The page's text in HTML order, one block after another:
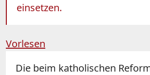
einsetzen.
Vorlesen
Die beim katholischen